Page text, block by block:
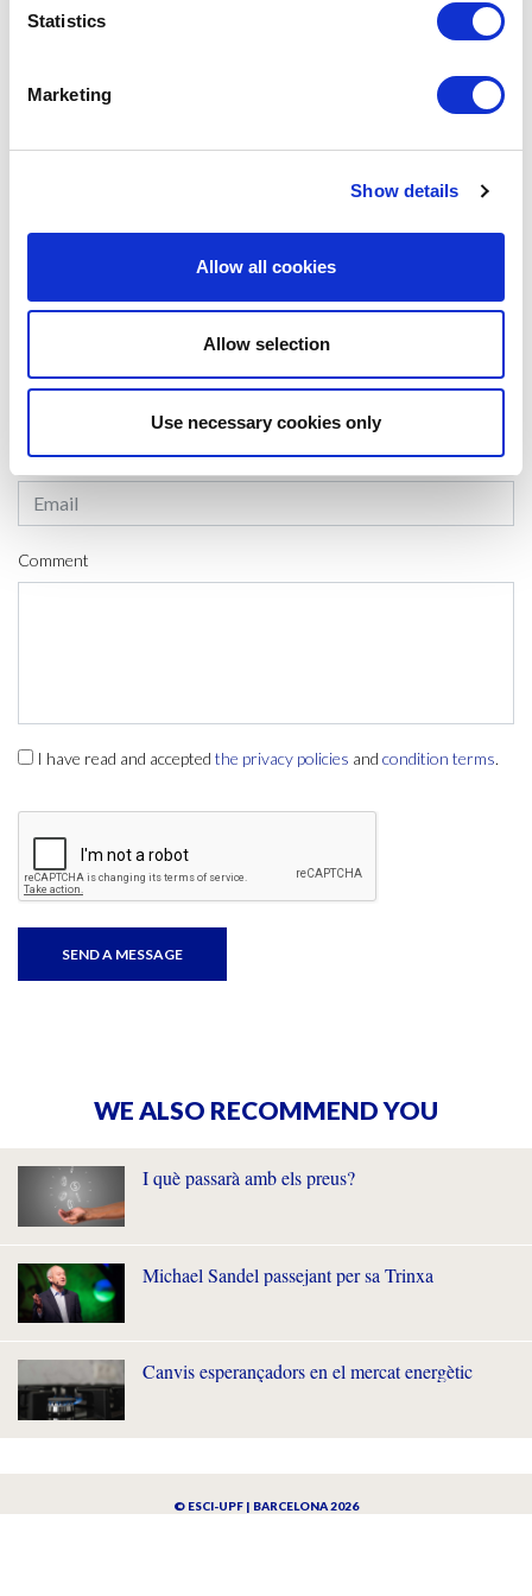
Statistics
Marketing
Show details
Allow all cookies
Allow selection
Use necessary cookies only
International Business and Marketing (GNMI)
LEAVE A MESSAGE
E-mail:
Comment
I have read and accepted the privacy policies and condition terms.
WE ALSO RECOMMEND YOU
I què passarà amb els preus?
Michael Sandel passejant per sa Trinxa
Canvis esperançadors en el mercat energètic
© ESCI-UPF | BARCELONA 2026